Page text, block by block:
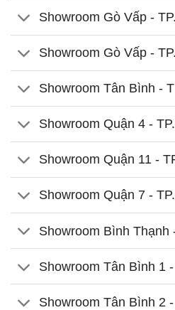
Showroom Gò Vấp -
Showroom Gò Vấp -
Showroom Tân Bình -
Showroom Quận 4 -
Showroom Quận 11 -
Showroom Quận 7 -
Showroom Bình Thạnh
Showroom Tân Bình 1
Showroom Tân Bình 2